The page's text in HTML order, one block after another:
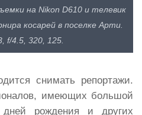
на Nikon D610 и телевик
косарей в поселке Арти.
f/4.5, 320, 125.
снимать репортажи.
имеющих большой
рождения и других